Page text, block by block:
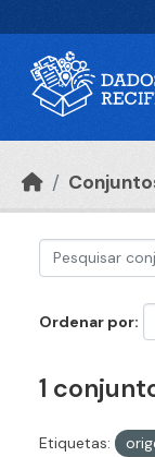
Ordenar por
1
Etiquetas: